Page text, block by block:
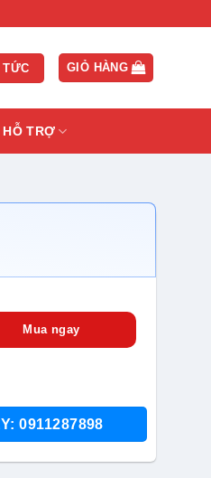
hành , hỗ trợ nhanh.
TỨC GIỎ HÀNG
HỖ TRỢ
Mua ngay
0911287898